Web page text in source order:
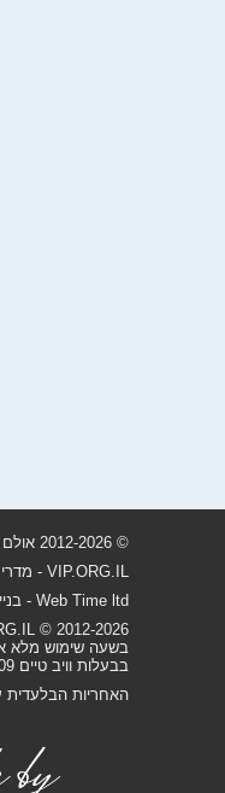
© 2012-2026 אולם אירועים בראשון לציון Paraiso. אירועי בוטיק בראשון לציון. אירועים קטנים בראשון לציון.
VIP.ORG.IL - מדריך עסקים בישראל© 2012-
Web Time ltd
-
© 2012-2026
בבעלות וויב טיים 2009 בע"מ חברת וויב טיים 2009 בע"מ אינה אחראית טקסט ותמונות שפורסמו על ידי המפרסמים באתר.
האחריות הבלעדית